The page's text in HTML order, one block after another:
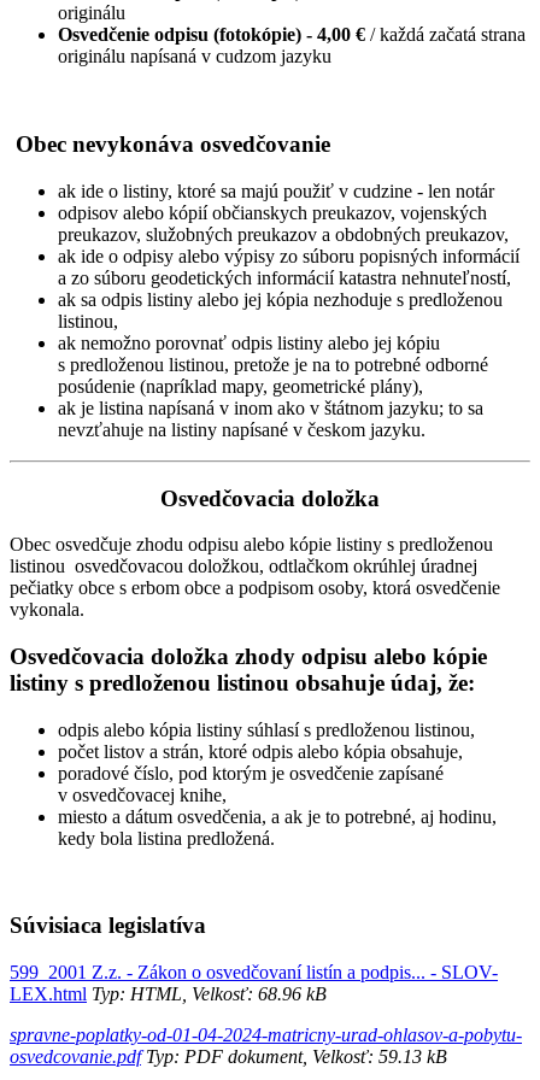
originálu
Osvedčenie odpisu (fotokópie) - 4,00 € / každá začatá strana
originálu napísaná v cudzom jazyku
Obec nevykonáva osvedčovanie
ak ide o listiny, ktoré sa majú použiť v cudzine - len notár
odpisov alebo kópií občianskych preukazov, vojenských
preukazov, služobných preukazov a obdobných preukazov,
ak ide o odpisy alebo výpisy zo súboru popisných informácií
a zo súboru geodetických informácií katastra nehnuteľností,
ak sa odpis listiny alebo jej kópia nezhoduje s predloženou
listinou,
ak nemožno porovnať odpis listiny alebo jej kópiu
s predloženou listinou, pretože je na to potrebné odborné
posúdenie (napríklad mapy, geometrické plány),
ak je listina napísaná v inom ako v štátnom jazyku; to sa
nevzťahuje na listiny napísané v českom jazyku.
Osvedčovacia doložka
Obec osvedčuje zhodu odpisu alebo kópie listiny s predloženou
listinou osvedčovacou doložkou, odtlačkom okrúhlej úradnej
pečiatky obce s erbom obce a podpisom osoby, ktorá osvedčenie
vykonala.
Osvedčovacia doložka zhody odpisu alebo kópie
listiny s predloženou listinou obsahuje údaj, že:
odpis alebo kópia listiny súhlasí s predloženou listinou,
počet listov a strán, ktoré odpis alebo kópia obsahuje,
poradové číslo, pod ktorým je osvedčenie zapísané
v osvedčovacej knihe,
miesto a dátum osvedčenia, a ak je to potrebné, aj hodinu,
kedy bola listina predložená.
Súvisiaca legislatíva
599_2001 Z.z. - Zákon o osvedčovaní listín a podpis... - SLOV-
LEX.html Typ: HTML, Velkosť: 68.96 kB
spravne-poplatky-od-01-04-2024-matricny-urad-ohlasov-a-pobytu-
osvedcovanie.pdfTyp: PDF dokument, Velkosť: 59.13 kB